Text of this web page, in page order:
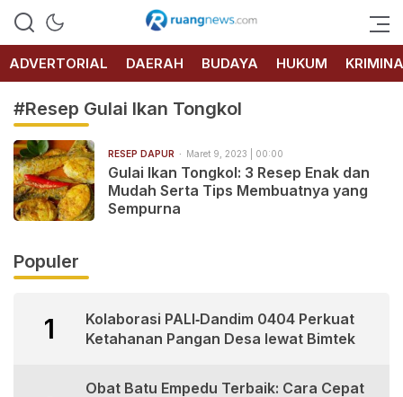
RUANG
NEWS
ADVERTORIAL
DAERAH BUDAYA HUKUM
#Resep Gulai Ikan Tongkol
RESEP DAPUR Maret 9, 2023 | 00:00
Gulai Ikan Tongkol: 3 Resep Enak dan
Mudah Serta Tips Membuatnya yang
Sempurna
Populer
1
Kolaborasi PALI‑Dandim 0404 Perkuat
Ketahanan Pangan Desa lewat Bimtek
Obat Batu Empedu Terbaik: Cara Cepat